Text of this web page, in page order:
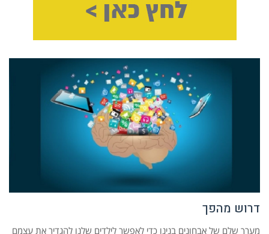
דרוש מהפך
מערך שלם של אבחונים בנינו כדי לאפשר לילדים שלנו להגדיר את עצמם